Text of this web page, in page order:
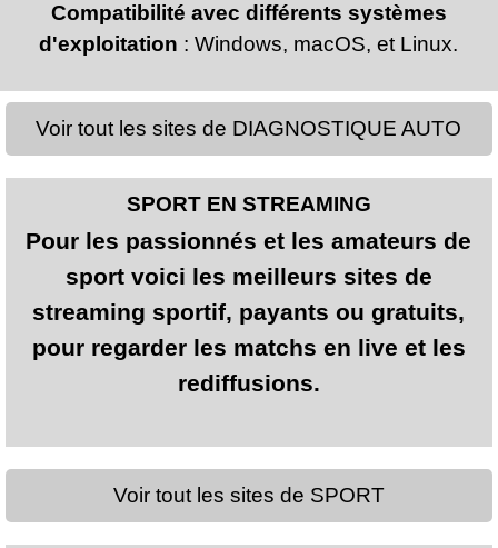
Compatibilité avec différents systèmes
d'exploitation : Windows, macOS, et Linux.
Voir tout les sites de DIAGNOSTIQUE AUTO
SPORT EN STREAMING
Pour les passionnés et les amateurs de
sport voici les meilleurs sites de
streaming sportif, payants ou gratuits,
pour regarder les matchs en live et les
rediffusions.
Voir tout les sites de SPORT